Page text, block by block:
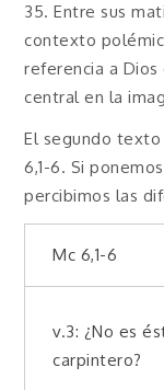
35. Entre sus
contexto
referencia a
central en la
El segundo texto
6,1-6. Si
percibimos las
Mc 6,1-6
v.3: ¿No es
carpintero?